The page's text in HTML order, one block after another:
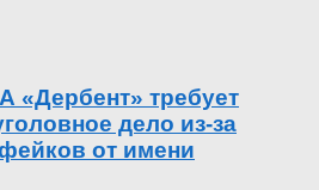
«Дербент» требует
дело из-за
от имени